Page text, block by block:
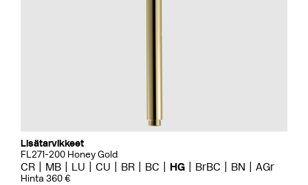
Lisätarvikkeet
FL271-200 Honey Gold
CR MB LU CU BR BC HG BrBC BN AGr
Hinta 360 €